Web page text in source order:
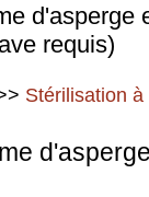
d'asperge
requis)
Stérilisation